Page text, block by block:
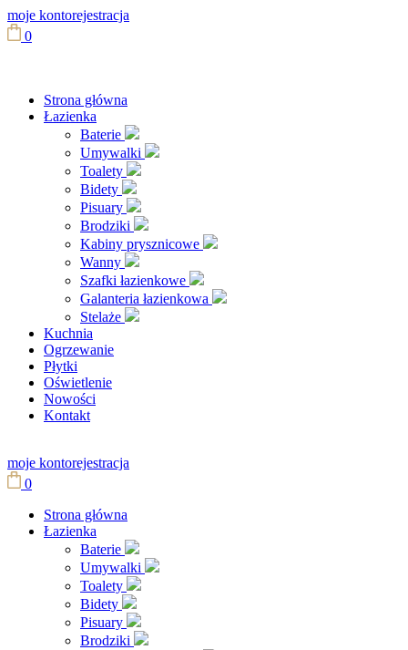
moje kontorejestracja
0
Strona główna
Łazienka
Baterie
Umywalki
Toalety
Bidety
Pisuary
Brodziki
Kabiny prysznicowe
Wanny
Szafki łazienkowe
Galanteria łazienkowa
Stelaże
Kuchnia
Ogrzewanie
Płytki
Oświetlenie
Nowości
Kontakt
moje kontorejestracja
0
Strona główna
Łazienka
Baterie
Umywalki
Toalety
Bidety
Pisuary
Brodziki